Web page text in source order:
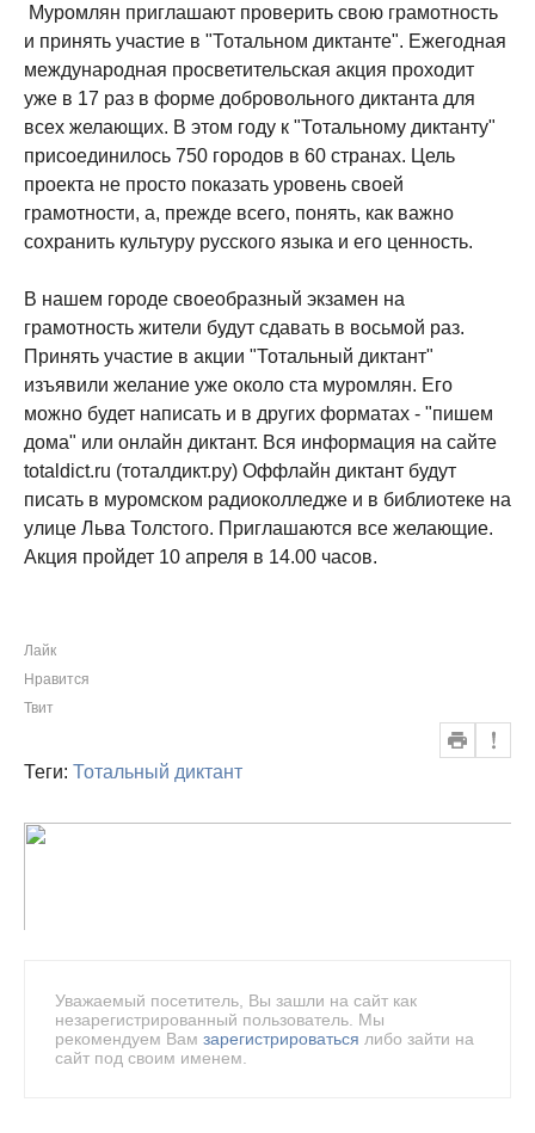
Муромлян приглашают проверить свою грамотность
и принять участие в "Тотальном диктанте". Ежегодная
международная просветительская акция проходит
уже в 17 раз в форме добровольного диктанта для
всех желающих. В этом году к "Тотальному диктанту"
присоединилось 750 городов в 60 странах. Цель
проекта не просто показать уровень своей
грамотности, а, прежде всего, понять, как важно
сохранить культуру русского языка и его ценность.
В нашем городе своеобразный экзамен на
грамотность жители будут сдавать в восьмой раз.
Принять участие в акции "Тотальный диктант"
изъявили желание уже около ста муромлян. Его
можно будет написать и в других форматах - "пишем
дома" или онлайн диктант. Вся информация на сайте
totaldict.ru (тоталдикт.ру) Оффлайн диктант будут
писать в муромском радиоколледже и в библиотеке на
улице Льва Толстого. Приглашаются все желающие.
Акция пройдет 10 апреля в 14.00 часов.
Лайк
Нравится
Твит
Теги: Тотальный диктант
Уважаемый посетитель, Вы зашли на сайт как
незарегистрированный пользователь. Мы
рекомендуем Вам зарегистрироваться либо зайти на
сайт под своим именем.